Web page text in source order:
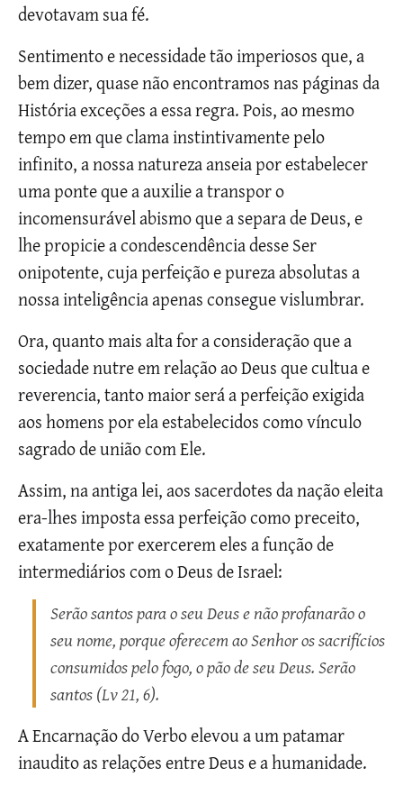
devotavam sua fé.
Sentimento e necessidade tão imperiosos que, a
bem dizer, quase não encontramos nas páginas da
História exceções a essa regra. Pois, ao mesmo
tempo em que clama instintivamente pelo
infinito, a nossa natureza anseia por estabelecer
uma ponte que a auxilie a transpor o
incomensurável abismo que a separa de Deus, e
lhe propicie a condescendência desse Ser
onipotente, cuja perfeição e pureza absolutas a
nossa inteligência apenas consegue vislumbrar.
Ora, quanto mais alta for a consideração que a
sociedade nutre em relação ao Deus que cultua e
reverencia, tanto maior será a perfeição exigida
aos homens por ela estabelecidos como vínculo
sagrado de união com Ele.
Assim, na antiga lei, aos sacerdotes da nação eleita
era-lhes imposta essa perfeição como preceito,
exatamente por exercerem eles a função de
intermediários com o Deus de Israel:
Serão santos para o seu Deus e não profanarão o
seu nome, porque oferecem ao Senhor os sacrifícios
consumidos pelo fogo, o pão de seu Deus. Serão
santos(Lv 21, 6).
A Encarnação do Verbo elevou a um patamar
inaudito as relações entre Deus e a humanidade.